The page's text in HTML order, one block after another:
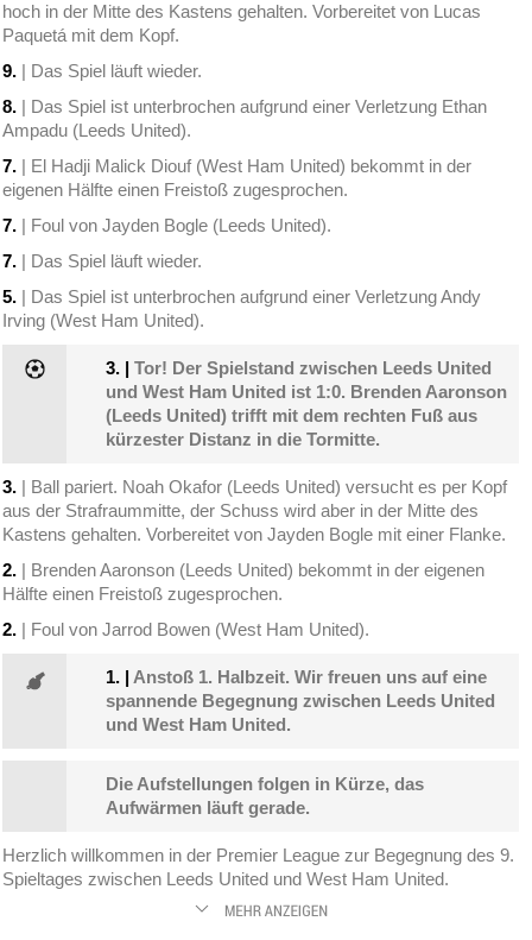
hoch in der Mitte des Kastens gehalten. Vorbereitet von Lucas
Paquetá mit dem Kopf.
9. | Das Spiel läuft wieder.
8. | Das Spiel ist unterbrochen aufgrund einer Verletzung Ethan
Ampadu (Leeds United).
7. | El Hadji Malick Diouf (West Ham United) bekommt in der
eigenen Hälfte einen Freistoß zugesprochen.
7. | Foul von Jayden Bogle (Leeds United).
7. | Das Spiel läuft wieder.
5. | Das Spiel ist unterbrochen aufgrund einer Verletzung Andy
Irving (West Ham United).
3. |Tor! Der Spielstand zwischen Leeds United
und West Ham United ist 1:0. Brenden Aaronson
(Leeds United) trifft mit dem rechten Fuß aus
kürzester Distanz in die Tormitte.
3. | Ball pariert. Noah Okafor (Leeds United) versucht es per Kopf
aus der Strafraummitte, der Schuss wird aber in der Mitte des
Kastens gehalten. Vorbereitet von Jayden Bogle mit einer Flanke.
2. | Brenden Aaronson (Leeds United) bekommt in der eigenen
Hälfte einen Freistoß zugesprochen.
2. | Foul von Jarrod Bowen (West Ham United).
1. | Anstoß 1. Halbzeit. Wir freuen uns auf eine
spannende Begegnung zwischen Leeds United
und West Ham United.
Die Aufstellungen folgen in Kürze, das
Aufwärmen läuft gerade.
Herzlich willkommen in der Premier League zur Begegnung des 9.
Spieltages zwischen Leeds United und West Ham United.